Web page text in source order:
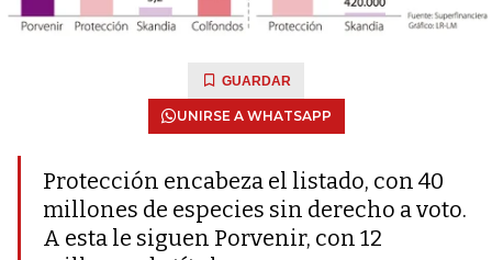
GUARDAR
UNIRSE A WHATSAPP
Protección encabeza el listado, con 40
millones de especies sin derecho a voto.
A esta le siguen Porvenir, con 12